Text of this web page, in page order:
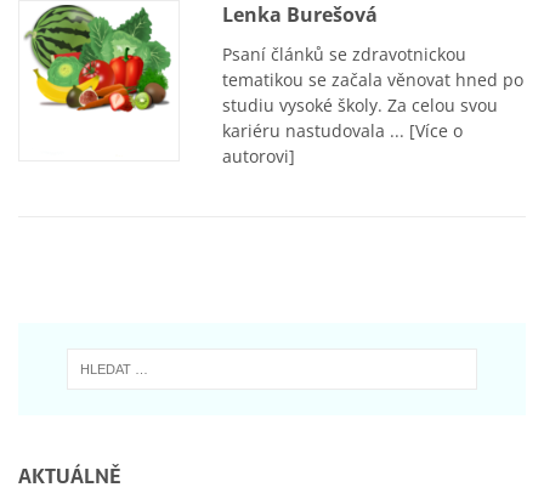
Lenka Burešová
Psaní článků se zdravotnickou
tematikou se začala věnovat hned po
studiu vysoké školy. Za celou svou
kariéru nastudovala ... [Více o
autorovi]
AKTUÁLNĚ